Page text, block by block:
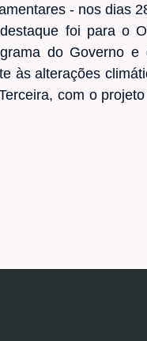
- nos dias
foi para o
do Governo e
às alterações
com o